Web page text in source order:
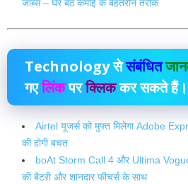
जॉब्स – घर बैठे कमाई के बेहतरीन तरीके
Technologyसेसंबंधित
गएलिंकपरक्लिककर सकते हैं।
Airtel यूजर्स को मुफ्त मिलेगा Adobe
की होगी बचत
boAt Storm Call 4 और Ultima
की बैटरी और शानदार फीचर्स के साथ